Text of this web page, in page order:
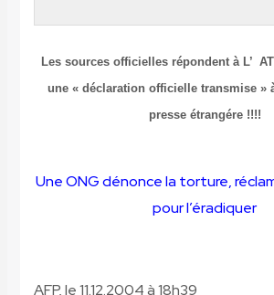
Les sources officielles répondent à L’
une « déclaration officielle transmise »
presse étrangére !!!!
Une ONG dénonce la torture,
pour l’éradiquer
AFP, le 11.12.2004 à 18h39